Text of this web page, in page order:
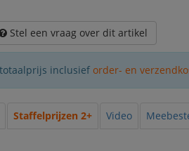
Stel een vraag over dit artikel
inclusief order- en
Staffelprijzen 2+ Video